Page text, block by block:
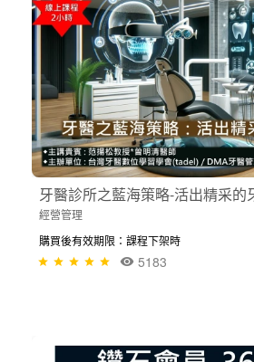
牙醫診所之藍海策略-活出精采的
經營管理
購買後有效期限：課程下架時
5183